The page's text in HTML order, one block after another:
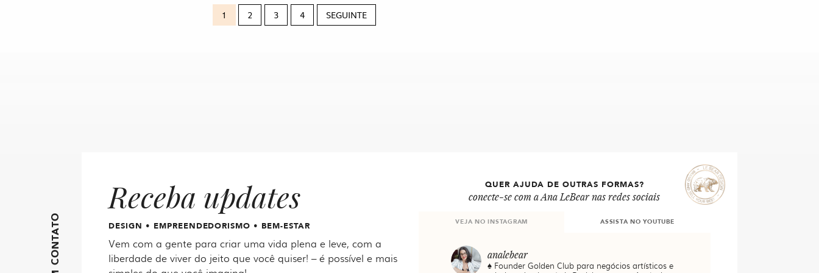
1 2 3 4 SEGUINTE
Receba updates
DESIGN • EMPREENDEDORISMO • BEM-ESTAR
Vem com a gente para criar uma vida plena e leve, com a
liberdade de viver do jeito que você quiser! – é possível e mais
QUER AJUDA DE OUTRAS FORMAS?
conecte-se com a Ana LeBear nas redes sociais
VEJA NO INSTAGRAM ASSISTA NO YOUTUBE
analebear
♠️ Founder Golden Club para negócios artísticos e